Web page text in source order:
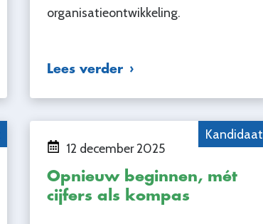
organisatieontwikkeling.
Lees verder
Kandidaat
12 december 2025
Opnieuw beginnen, mét
cijfers als kompas